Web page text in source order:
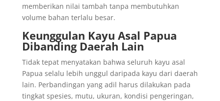
memberikan nilai tambah tanpa membutuhkan
volume bahan terlalu besar.
Keunggulan Kayu Asal Papua
Dibanding Daerah Lain
Tidak tepat menyatakan bahwa seluruh kayu asal
Papua selalu lebih unggul daripada kayu dari daerah
lain. Perbandingan yang adil harus dilakukan pada
tingkat spesies, mutu, ukuran, kondisi pengeringan,